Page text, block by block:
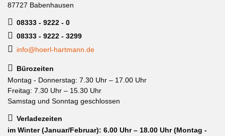
87727 Babenhausen
08333 - 9222 - 0
08333 - 9222 - 3299
info@hoerl-hartmann.de
Bürozeiten
Montag - Donnerstag: 7.30 Uhr – 17.00 Uhr
Freitag: 7.30 Uhr – 15.30 Uhr
Samstag und Sonntag geschlossen
Verladezeiten
im Winter (Januar/Februar): 6.00 Uhr – 18.00 Uhr (Montag -